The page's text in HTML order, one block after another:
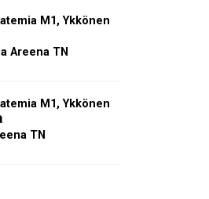
M1, Ykkönen
Areena TN
M1, Ykkönen
TN